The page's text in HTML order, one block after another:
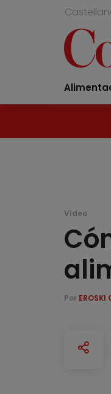
Vídeo
Por